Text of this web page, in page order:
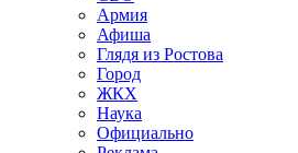
Армия
Афиша
Глядя из Ростова
Город
ЖКХ
Наука
Официально